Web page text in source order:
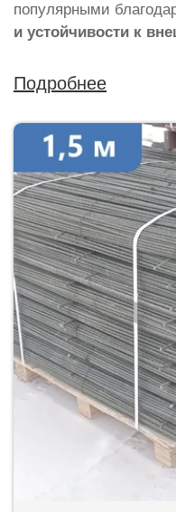
популярными
и устойчивости к
Подробнее